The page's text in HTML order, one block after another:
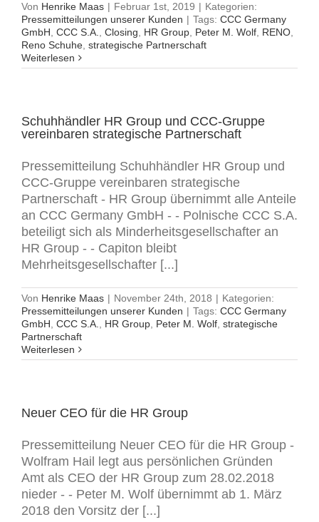
Von Henrike Maas | Februar 1st, 2019 | Kategorien:
Pressemitteilungen unserer Kunden | Tags: CCC Germany
GmbH CCC S.A. Closing HR Group Peter M. Wolf RENO
Reno Schuhe strategische Partnerschaft
Weiterlesen
Schuhhändler HR Group und CCC-Gruppe
vereinbaren strategische Partnerschaft
Pressemitteilung Schuhhändler HR Group und
CCC-Gruppe vereinbaren strategische
Partnerschaft - HR Group übernimmt alle Anteile
an CCC Germany GmbH - - Polnische CCC S.A.
beteiligt sich als Minderheitsgesellschafter an
HR Group - - Capiton bleibt
Mehrheitsgesellschafter [...]
Von Henrike Maas | November 24th, 2018 | Kategorien:
Pressemitteilungen unserer Kunden | Tags: CCC Germany
GmbH CCC S.A. HR Group Peter M. Wolf strategische
Partnerschaft
Weiterlesen
Neuer CEO für die HR Group
Pressemitteilung Neuer CEO für die HR Group -
Wolfram Hail legt aus persönlichen Gründen
Amt als CEO der HR Group zum 28.02.2018
nieder - - Peter M. Wolf übernimmt ab 1. März
2018 den Vorsitz der [...]